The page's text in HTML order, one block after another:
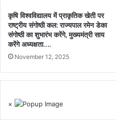
कृषि विश्वविद्यालय में प्राकृतिक खेती पर
राष्ट्रीय संगोष्ठी कल: राज्यपाल रमेन डेका
संगोष्ठी का शुभारंभ करेंगे, मुख्यमंत्री साय
करेंगे अध्यक्षता….
November 12, 2025
×